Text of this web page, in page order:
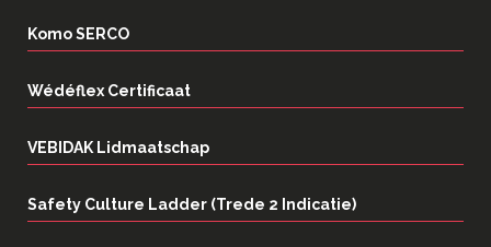
Komo SERCO
Wédéflex Certificaat
VEBIDAK Lidmaatschap
Safety Culture Ladder (Trede 2 Indicatie)